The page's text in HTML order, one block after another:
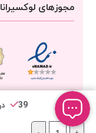
39 در انبار
مجوزهای لوکسیرانا